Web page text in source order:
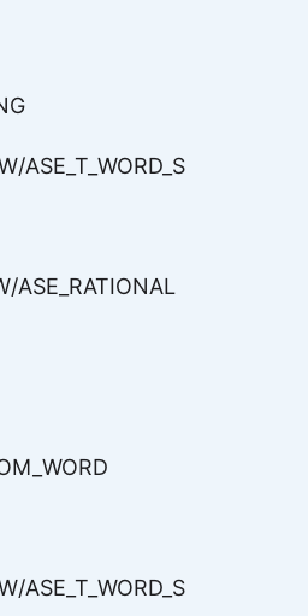
ASE_T_WORD_S
ASE_RATIONAL
ASE_T_WORD_S